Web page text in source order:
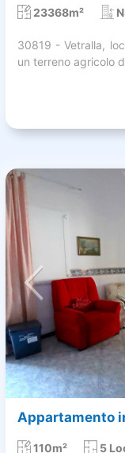
23368m²
30819 - Vetralla,
un terreno agricolo
Appartamento
110m² 5